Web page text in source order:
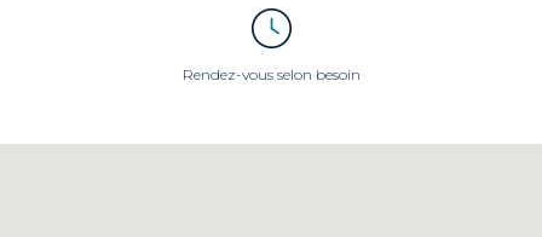
Rendez-vous selon besoin